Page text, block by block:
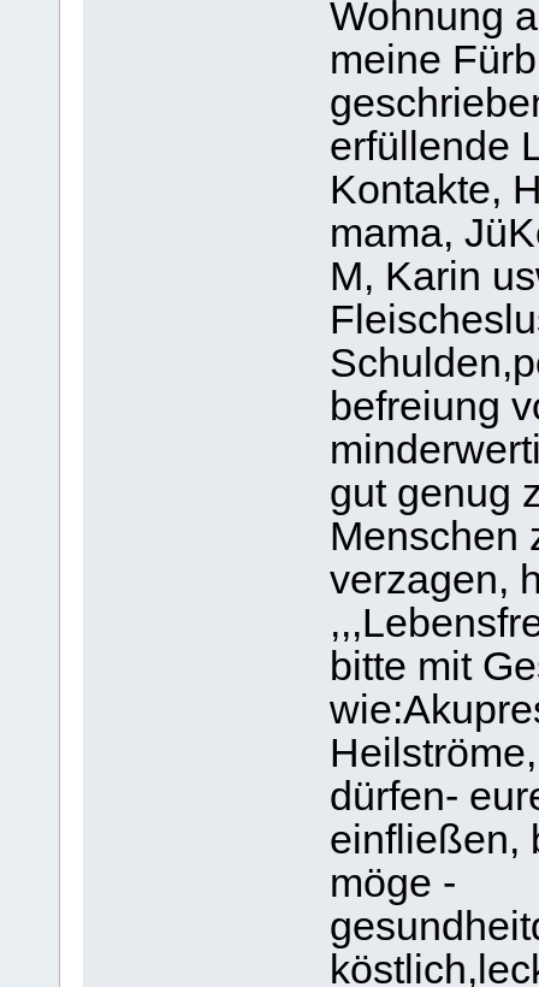
Wohnung
meine
erfüllende
Kontakte,
mama,
M, Karin
befreiung
gut genug
Menschen
verzagen,
bitte mit
dürfen-
einfließen,
möge -